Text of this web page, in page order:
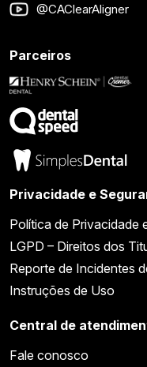
@CAClearAligner
Parceiros
Privacidade e
Política de Privacidade
LGPD – Direitos dos
Reporte de Incidentes
Instruções de Uso
Central de
Fale conosco